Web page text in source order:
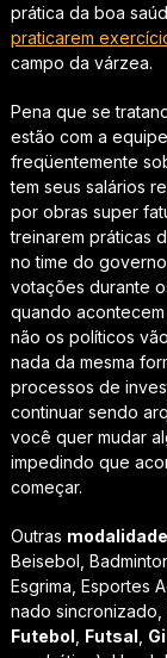
prática da boa
praticarem
campo da várzea.
Pena que se
estão com a
freqüentemente
tem seus salários
por obras super
treinarem práticas
no time do
votações durante
quando
não os políticos
nada da mesma
processos de
continuar sendo
você quer mudar
impedindo que
começar.
Outras
Beisebol,
Esgrima, Esportes
nado sincronizado,
Futebol Futsal